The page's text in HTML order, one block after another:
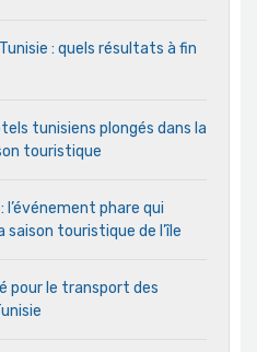
: quels résultats à fin
tunisiens plongés dans la
touristique
l’événement phare qui
touristique de l’île
pour le transport des